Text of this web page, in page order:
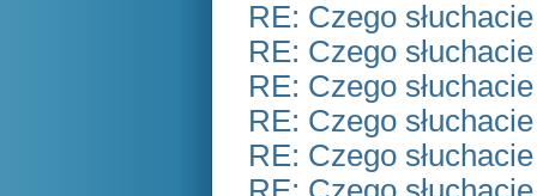
RE: Czego
RE: Czego
RE: Czego
RE: Czego
RE: Czego